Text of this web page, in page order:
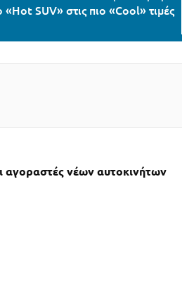
«Hot SUV» στις πιο «Cool» τιμές
αγοραστές νέων αυτοκινήτων